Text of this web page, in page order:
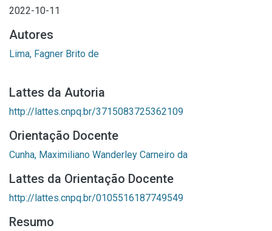
2022-10-11
Autores
Lima, Fagner Brito de
Lattes da Autoria
http://lattes.cnpq.br/3715083725362109
Orientação Docente
Cunha, Maximiliano Wanderley Carneiro da
Lattes da Orientação Docente
http://lattes.cnpq.br/0105516187749549
Resumo